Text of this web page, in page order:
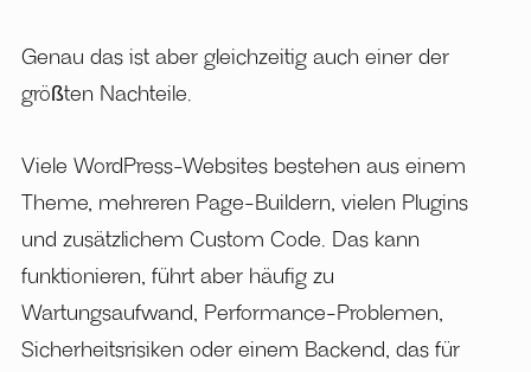
Genau das ist aber gleichzeitig auch einer der
größten Nachteile.
Viele WordPress-Websites bestehen aus einem
Theme, mehreren Page-Buildern, vielen Plugins
und zusätzlichem Custom Code. Das kann
funktionieren, führt aber häufig zu
Wartungsaufwand, Performance-Problemen,
Sicherheitsrisiken oder einem Backend, das für